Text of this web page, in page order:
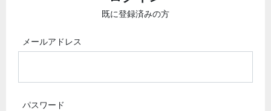
既に登録済みの方
メールアドレス
パスワード